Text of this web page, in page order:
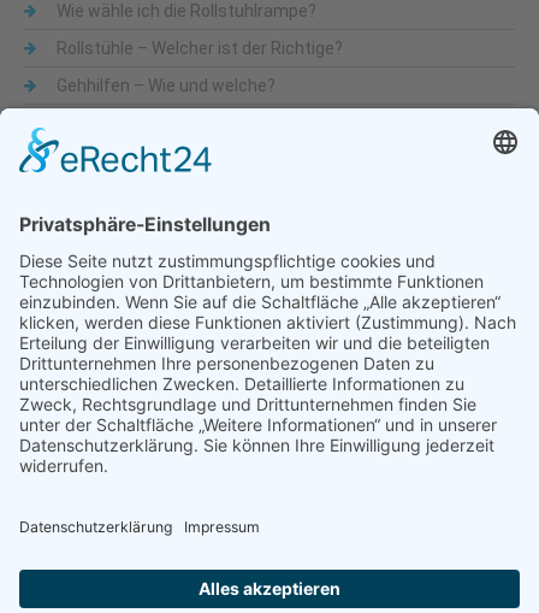
Wie wähle ich die Rollstuhlrampe?
Rollstühle – Welcher ist der Richtige?
Gehhilfen – Wie und welche?
Beliebte Themen
Adaptionsmöglichkeit Aktiv-Rollstühle Alltagshilfen Alltagshilfen
für die Küche Automatische Türöffner Bad Bandscheibe Besteck
Bettenmachen
Bewegungseingeschränkung
druckentlastende Matratze Dusche & WC Fixierbrett
Füße Gehfähigkeit
Lendenbogen Liegelage mobile Treppensteighilfe
Rollstuhlfahrer
Rückenschmerzen Schlafunterlage Schnabelbecher Seniorenbetten Sport-Rollstühle